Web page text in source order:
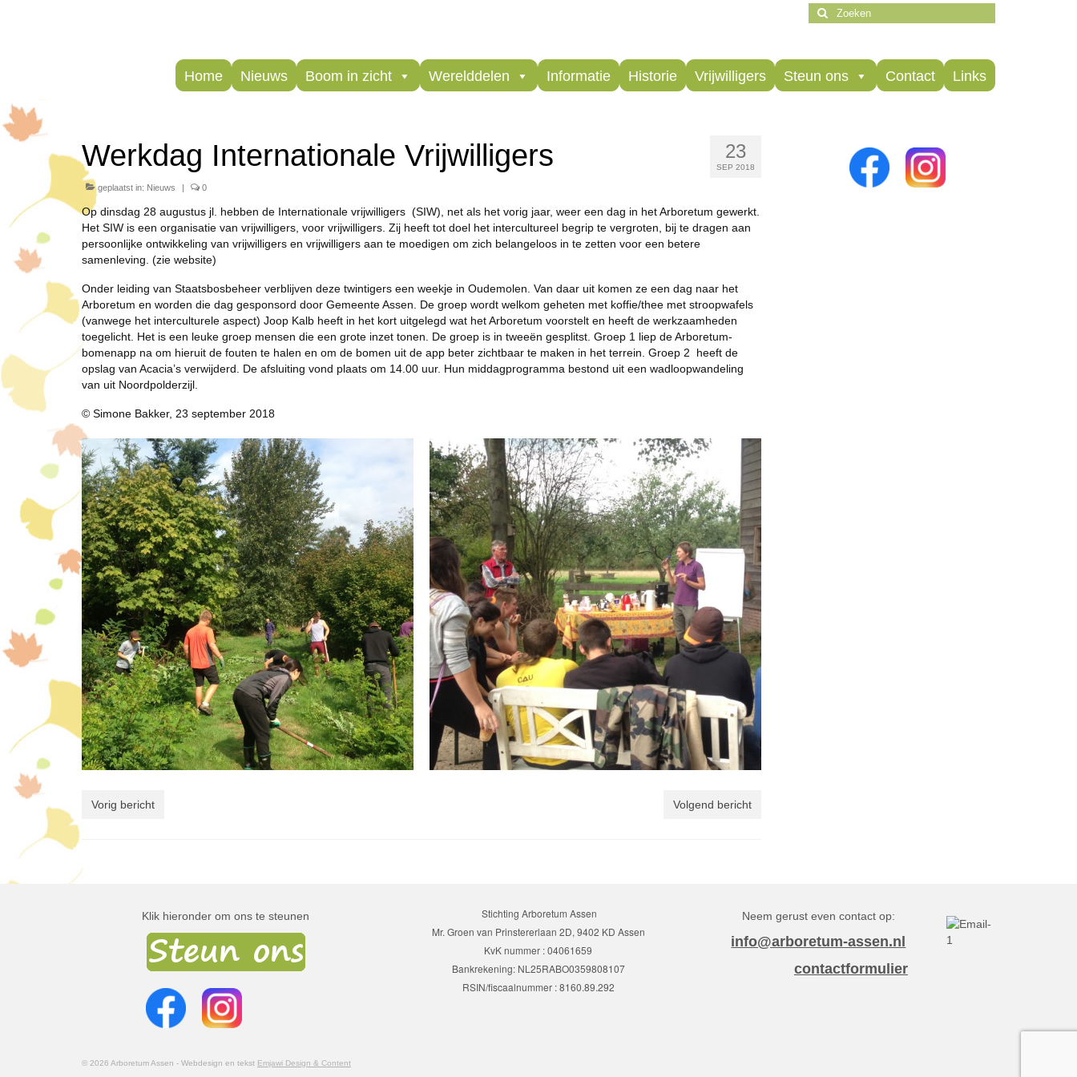
Zoeken
naar:
Home Nieuws Boom in zicht Werelddelen Informatie Historie Vrijwilligers Steun ons Contact Links
23
SEP 2018
Werkdag Internationale Vrijwilligers
geplaatst in: Nieuws | 0
Op dinsdag 28 augustus jl. hebben de Internationale vrijwilligers (SIW), net als het vorig jaar, weer een dag in het Arboretum gewerkt.
Het SIW is een organisatie van vrijwilligers, voor vrijwilligers. Zij heeft tot doel het intercultureel begrip te vergroten, bij te dragen aan
persoonlijke ontwikkeling van vrijwilligers en vrijwilligers aan te moedigen om zich belangeloos in te zetten voor een betere
samenleving. (zie website)
Onder leiding van Staatsbosbeheer verblijven deze twintigers een weekje in Oudemolen. Van daar uit komen ze een dag naar het
Arboretum en worden die dag gesponsord door Gemeente Assen. De groep wordt welkom geheten met koffie/thee met stroopwafels
(vanwege het interculturele aspect) Joop Kalb heeft in het kort uitgelegd wat het Arboretum voorstelt en heeft de werkzaamheden
toegelicht. Het is een leuke groep mensen die een grote inzet tonen. De groep is in tweeën gesplitst. Groep 1 liep de Arboretum-
bomenapp na om hieruit de fouten te halen en om de bomen uit de app beter zichtbaar te maken in het terrein. Groep 2 heeft de
opslag van Acacia’s verwijderd. De afsluiting vond plaats om 14.00 uur. Hun middagprogramma bestond uit een wadloopwandeling
van uit Noordpolderzijl.
© Simone Bakker, 23 september 2018
Vorig bericht Volgend bericht
Klik hieronder om ons te steunen
Stichting Arboretum Assen
Mr. Groen van Prinstererlaan 2D, 9402 KD Assen
KvK nummer : 04061659
Bankrekening: NL25RABO0359808107
RSIN/fiscaalnummer : 8160.89.292
Neem gerust even contact op:
info@arboretum-assen.nl
contactformulier
© 2026 Arboretum Assen - Webdesign en tekst Emjawi Design & Content